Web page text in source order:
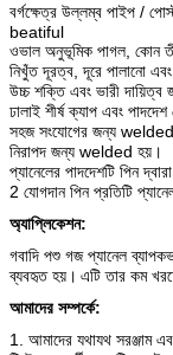
বর্গক্ষেত্র উল্লম্ব পাইপ /
beatiful
ওভাল অনুভূমিক পাগল, কোন
নিখুঁত দূরত্ব, দূরে পালানো এবং
উচ্চ শক্তি এবং ভারী দায়িত্ব
ঢালাই শীর্ষ ক্যাপ এবং
সহজ সংযোগের জন্য
নিরাপদ জন্য welded হয়।
প্যানেলের পাদদেশটি পিন
2 যোগদান পিন প্রতিটি
অ্যাপ্লিকেশন:
গবাদি পশু গজ প্যানেল
ব্যবহৃত হয়। এটি তার কম
আমাদের সম্পর্কে:
1. আমাদের যথাযথ সরঞ্জাম